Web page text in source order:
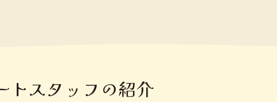
ンプリに応募、事業テーマ『宿泊型産後ケア施設の運営』で優秀賞受賞
トスタッフの紹介